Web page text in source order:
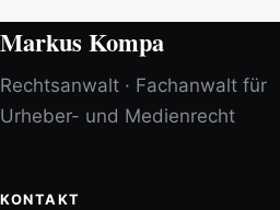
Markus Kompa
Rechtsanwalt · Fachanwalt für
Urheber- und Medienrecht
KONTAKT